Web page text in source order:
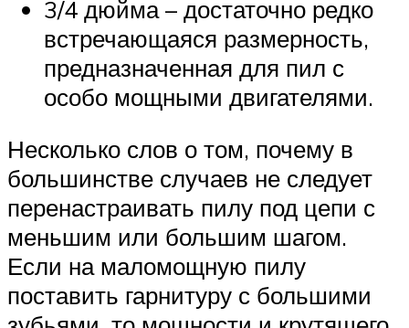
3/4 дюйма – достаточно редко
встречающаяся размерность,
предназначенная для пил с
особо мощными двигателями.
Несколько слов о том, почему в
большинстве случаев не следует
перенастраивать пилу под цепи с
меньшим или большим шагом.
Если на маломощную пилу
поставить гарнитуру с большими